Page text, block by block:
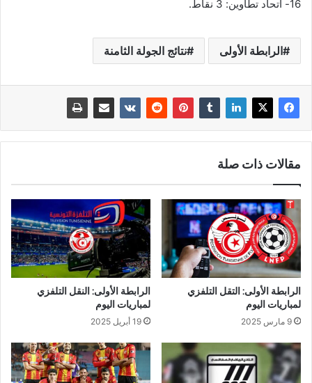
16- اتحاد تطاوين: 3 نقاط.
الرابطة الأولى نتائج الجولة الثامنة
مقالات ذات صلة
الرابطة الأولى: التقل التلفزي
لمباريات اليوم
9 مارس 2025
الرابطة الأولى: النقل التلفزي
لمباريات اليوم
19 أبريل 2025